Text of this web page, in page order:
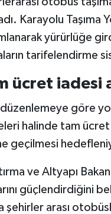
Karayolu Taşıma
yürürlüğe
tarifelendirme
ücret iadesi
göre
halinde tam
geçilmesi
ve Altyapı
güçlendirdiğini
şehirler arası